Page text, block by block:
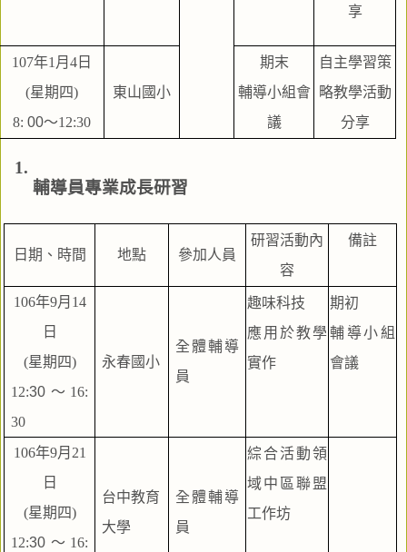
享
107年1月4日
(星期四)
8: 00～12:30
東山國小
期末
輔導小組會
議
自主學習策
略教學活動
分享
輔導員專業成長研習
日期、時間 地點 參加人員
研習活動內
容
備註
106年9月14
日
(星期四)
12:30 ～16:
30
永春國小
全體輔導
員
趣味科技
應用於教學
實作
期初
輔導小組
會議
106年9月21
日
(星期四)
12:30 ～16:
台中教育
大學
全體輔導
員
綜合活動領
域中區聯盟
工作坊